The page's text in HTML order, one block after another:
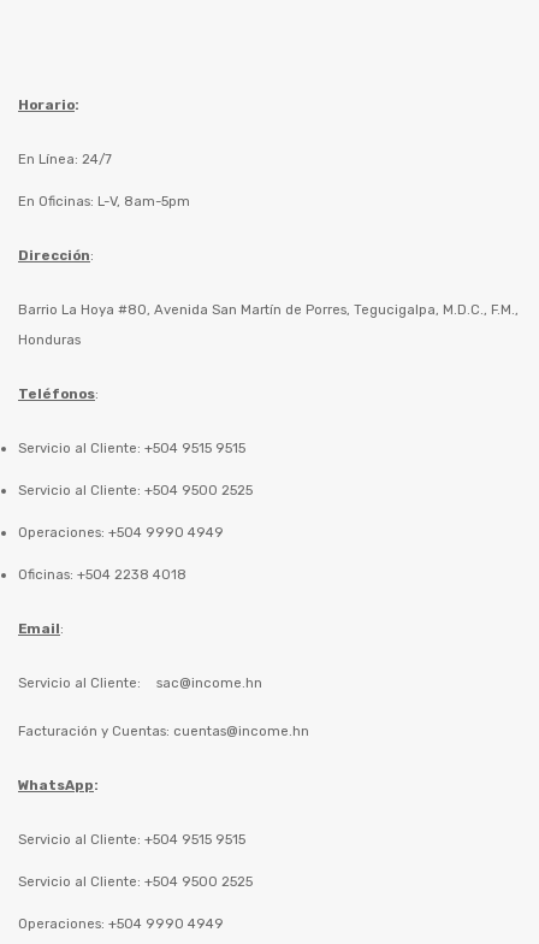
Horario:
En Línea: 24/7
En Oficinas: L-V, 8am-5pm
Dirección:
Barrio La Hoya #80, Avenida San Martín de Porres, Tegucigalpa, M.D.C., F.M.,
Honduras
Teléfonos:
Servicio al Cliente: +504 9515 9515
Servicio al Cliente: +504 9500 2525
Operaciones: +504 9990 4949
Oficinas: +504 2238 4018
Email:
Servicio al Cliente: sac@income.hn
Facturación y Cuentas: cuentas@income.hn
WhatsApp:
Servicio al Cliente: +504 9515 9515
Servicio al Cliente: +504 9500 2525
Operaciones: +504 9990 4949